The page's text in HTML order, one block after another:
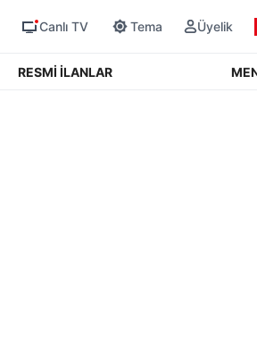
Canlı TV Tema Üyelik
RESMİ İLANLAR